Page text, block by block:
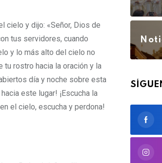
cielo y dijo: «Señor, Dios de
tus servidores, cuando
y lo más alto del cielo no
tu rostro hacia la oración y la
día y noche sobre esta
este lugar! ¡Escucha la
el cielo, escucha y perdona!